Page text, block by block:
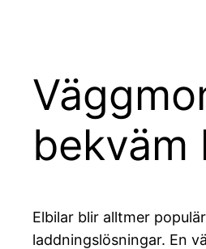
bekväm
Elbilar blir alltmer
laddningslösningar. En